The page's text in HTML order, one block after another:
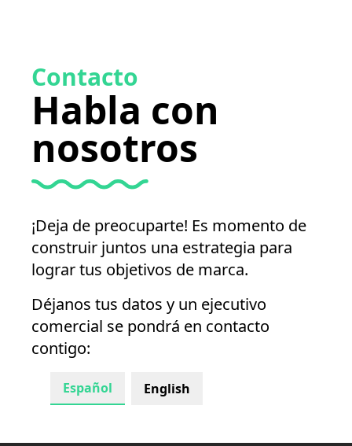
Contacto
Habla con
nosotros
¡Deja de preocuparte! Es momento de
construir juntos una estrategia para
lograr tus objetivos de marca.
Déjanos tus datos y un ejecutivo
comercial se pondrá en contacto
contigo:
Español English